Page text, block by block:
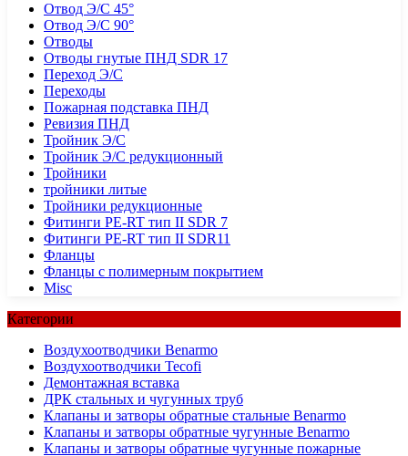
Отвод Э/С 45°
Отвод Э/С 90°
Отводы
Отводы гнутые ПНД SDR 17
Переход Э/С
Переходы
Пожарная подставка ПНД
Ревизия ПНД
Тройник Э/С
Тройник Э/С редукционный
Тройники
тройники литые
Тройники редукционные
Фитинги PE-RT тип II SDR 7
Фитинги PE-RT тип II SDR11
Фланцы
Фланцы с полимерным покрытием
Misc
Категории
Воздухоотводчики Benarmo
Воздухоотводчики Tecofi
Демонтажная вставка
ДРК стальных и чугунных труб
Клапаны и затворы обратные стальные Benarmo
Клапаны и затворы обратные чугунные Benarmo
Клапаны и затворы обратные чугунные пожарные